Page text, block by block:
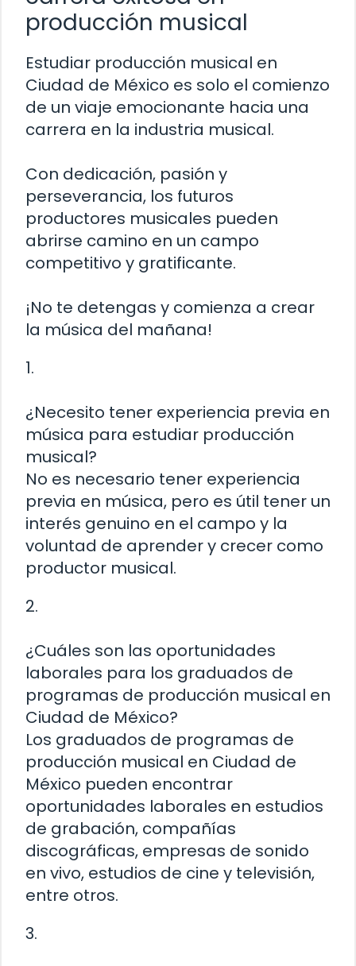
producción musical
Estudiar producción musical en
Ciudad de México es solo el comienzo
de un viaje emocionante hacia una
carrera en la industria musical.
Con dedicación, pasión y
perseverancia, los futuros
productores musicales pueden
abrirse camino en un campo
competitivo y gratificante.
¡No te detengas y comienza a crear
la música del mañana!
1.
¿Necesito tener experiencia previa en
música para estudiar producción
musical?
No es necesario tener experiencia
previa en música, pero es útil tener un
interés genuino en el campo y la
voluntad de aprender y crecer como
productor musical.
2.
¿Cuáles son las oportunidades
laborales para los graduados de
programas de producción musical en
Ciudad de México?
Los graduados de programas de
producción musical en Ciudad de
México pueden encontrar
oportunidades laborales en estudios
de grabación, compañías
discográficas, empresas de sonido
en vivo, estudios de cine y televisión,
entre otros.
3.